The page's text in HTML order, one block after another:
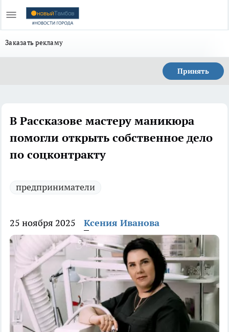
Заказать рекламу
Принять
В Рассказове мастеру маникюра
помогли открыть собственное дело
по соцконтракту
предприниматели
25 ноября 2025 Ксения Иванова